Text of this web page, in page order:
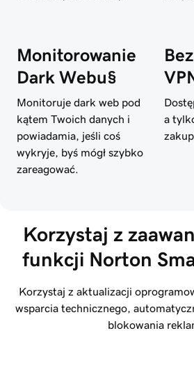
Monitorowanie
Dark Webu§
Monitoruje dark web pod
kątem Twoich danych i
powiadamia, jeśli coś
wykryje, byś mógł szybko
zareagować.
a
Korzystaj z
funkcji Norton
Korzystaj z aktualizacji
wsparcia technicznego,
blokowania